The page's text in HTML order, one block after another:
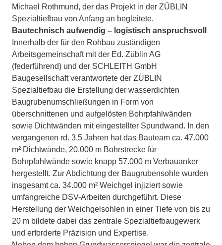
Michael Rothmund, der das Projekt in der ZÜBLIN
Spezialtiefbau von Anfang an begleitete.
Bautechnisch aufwendig – logistisch anspruchsvoll
Innerhalb der für den Rohbau zuständigen
Arbeitsgemeinschaft mit der Ed. Züblin AG
(federführend) und der SCHLEITH GmbH
Baugesellschaft verantwortete der ZÜBLIN
Spezialtiefbau die Erstellung der wasserdichten
Baugrubenumschließungen in Form von
überschnittenen und aufgelösten Bohrpfahlwänden
sowie Dichtwänden mit eingestellter Spundwand. In den
vergangenen rd. 3,5 Jahren hat das Bauteam ca. 47.000
m² Dichtwände, 20.000 m Bohrstrecke für
Bohrpfahlwände sowie knapp 57.000 m Verbauanker
hergestellt. Zur Abdichtung der Baugrubensohle wurden
insgesamt ca. 34.000 m² Weichgel injiziert sowie
umfangreiche DSV-Arbeiten durchgeführt. Diese
Herstellung der Weichgelsohlen in einer Tiefe von bis zu
20 m bildete dabei das zentrale Spezialtiefbaugewerk
und erforderte Präzision und Expertise.